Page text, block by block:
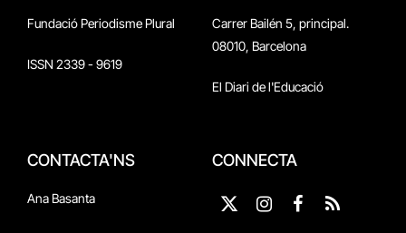
Fundació Periodisme Plural
ISSN 2339 - 9619
Carrer Bailén 5, principal.
08010, Barcelona
El Diari de l'Educació
CONTACTA'NS
Ana Basanta
CONNECTA
X
Instagram
Facebook
RSS